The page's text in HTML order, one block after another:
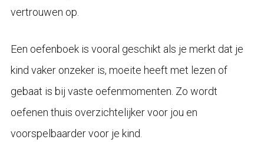
vertrouwen op.
Een oefenboek is vooral geschikt als je merkt dat je
kind vaker onzeker is, moeite heeft met lezen of
gebaat is bij vaste oefenmomenten. Zo wordt
oefenen thuis overzichtelijker voor jou en
voorspelbaarder voor je kind.